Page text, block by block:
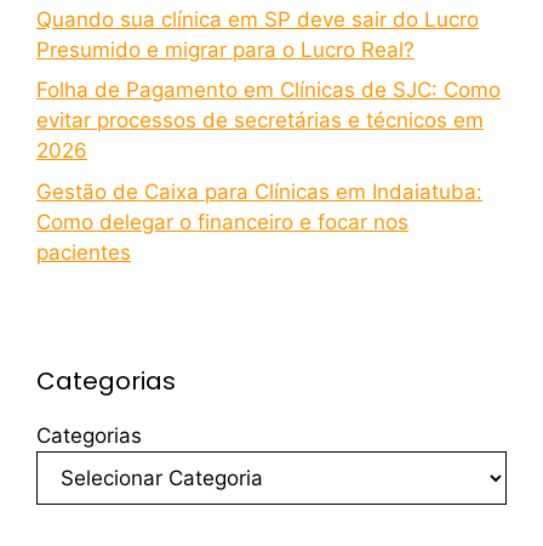
Quando sua clínica em SP deve sair do Lucro
Presumido e migrar para o Lucro Real?
Folha de Pagamento em Clínicas de SJC: Como
evitar processos de secretárias e técnicos em
2026
Gestão de Caixa para Clínicas em Indaiatuba:
Como delegar o financeiro e focar nos
pacientes
Categorias
Categorias